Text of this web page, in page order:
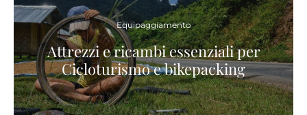
Equipaggiamento
Attrezzi e ricambi essenziali per
Cicloturismo e bikepacking